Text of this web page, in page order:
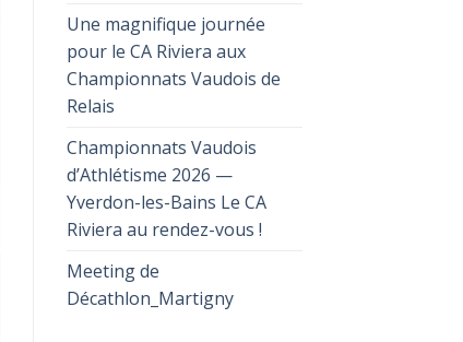
Une magnifique journée
pour le CA Riviera aux
Championnats Vaudois de
Relais
Championnats Vaudois
d’Athlétisme 2026 —
Yverdon-les-Bains Le CA
Riviera au rendez-vous !
Meeting de
Décathlon_Martigny